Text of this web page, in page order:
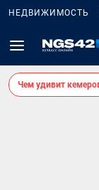
НЕДВИЖИМОСТЬ
Чем удивит